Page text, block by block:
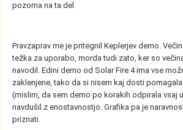
pozorna na ta del.
Pravzaprav me je pritegnil Keplerjev demo.
težka za uporabo, morda tudi zato, ker so
navodil. Edini demo od Solar Fire 4 ima vse
zaklenjene, tako da si nisem kaj dosti
(mislim, da sem demo po korakih odpirala vsaj
navdušil z enostavnostjo. Grafika pa je
priznati.